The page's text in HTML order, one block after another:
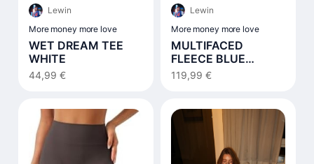
Lewin
More money more love
WET DREAM TEE
WHITE
44,99 €
Lewin
More money more love
MULTIFACED
FLEECE BLUE
NOTES
119,99 €